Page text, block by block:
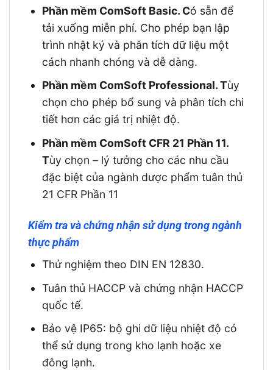
Phần mềm ComSoft Basic. Có sẵn để
tải xuống miễn phí. Cho phép bạn lập
trình nhật ký và phân tích dữ liệu một
cách nhanh chóng và dễ dàng.
Phần mềm ComSoft Professional. Tùy
chọn cho phép bổ sung và phân tích chi
tiết hơn các giá trị nhiệt độ.
Phần mềm ComSoft CFR 21 Phần 11.
Tùy chọn – lý tưởng cho các nhu cầu
đặc biệt của ngành dược phẩm tuân thủ
21 CFR Phần 11
Kiểm tra và chứng nhận sử dụng trong ngành
thực phẩm
Thử nghiệm theo DIN EN 12830.
Tuân thủ HACCP và chứng nhận HACCP
quốc tế.
Bảo vệ IP65: bộ ghi dữ liệu nhiệt độ có
thể sử dụng trong kho lạnh hoặc xe
đông lạnh.